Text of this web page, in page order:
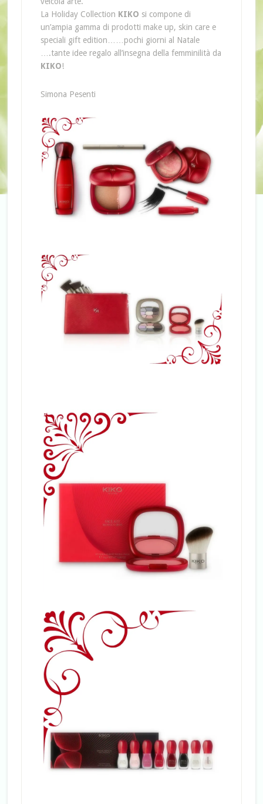
La Holiday Collection KIKO si compone di
un’ampia gamma di prodotti make up, skin care e
speciali gift edition……pochi giorni al Natale
….tante idee regalo all’insegna della femminilità da
KIKO!
Simona Pesenti